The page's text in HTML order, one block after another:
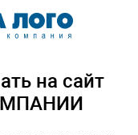
на сайт